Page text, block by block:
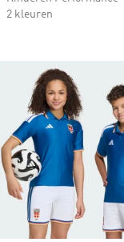
2 kleuren